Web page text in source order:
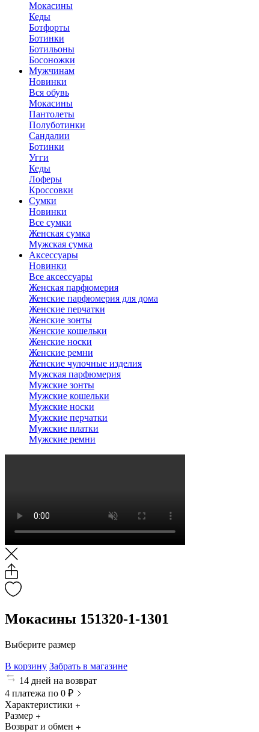
Мокасины
Кеды
Ботфорты
Ботинки
Ботильоны
Босоножки
Мужчинам
Новинки
Вся обувь
Мокасины
Пантолеты
Полуботинки
Сандалии
Ботинки
Угги
Кеды
Лоферы
Кроссовки
Сумки
Новинки
Все сумки
Женская сумка
Мужская сумка
Аксессуары
Новинки
Все аксессуары
Женская парфюмерия
Женские парфюмерия для дома
Женские перчатки
Женские зонты
Женские кошельки
Женские носки
Женские ремни
Женские чулочные изделия
Мужская парфюмерия
Мужские зонты
Мужские кошельки
Мужские носки
Мужские перчатки
Мужские платки
Мужские ремни
Мокасины 151320-1-1301
Выберите размер
В корзину Забрать в магазине
14 дней на возврат
4 платежа по 0 ₽
Характеристики
Размер
Возврат и обмен